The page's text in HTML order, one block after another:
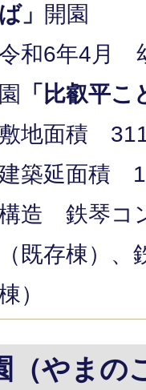
ば」 開園
和6年4月
園
「比叡平
敷地面積
建築延面積
造 鉄琴コ
（既存棟）
）
（やまの